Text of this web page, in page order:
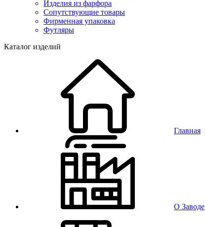
Изделия из фарфора
Сопутствующие товары
Фирменная упаковка
Футляры
Каталог изделий
Главная
О Заводе